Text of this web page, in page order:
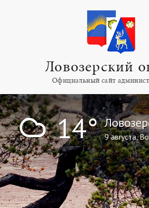
Ловозерский
Официальный сайт
! 14° 9 августа,